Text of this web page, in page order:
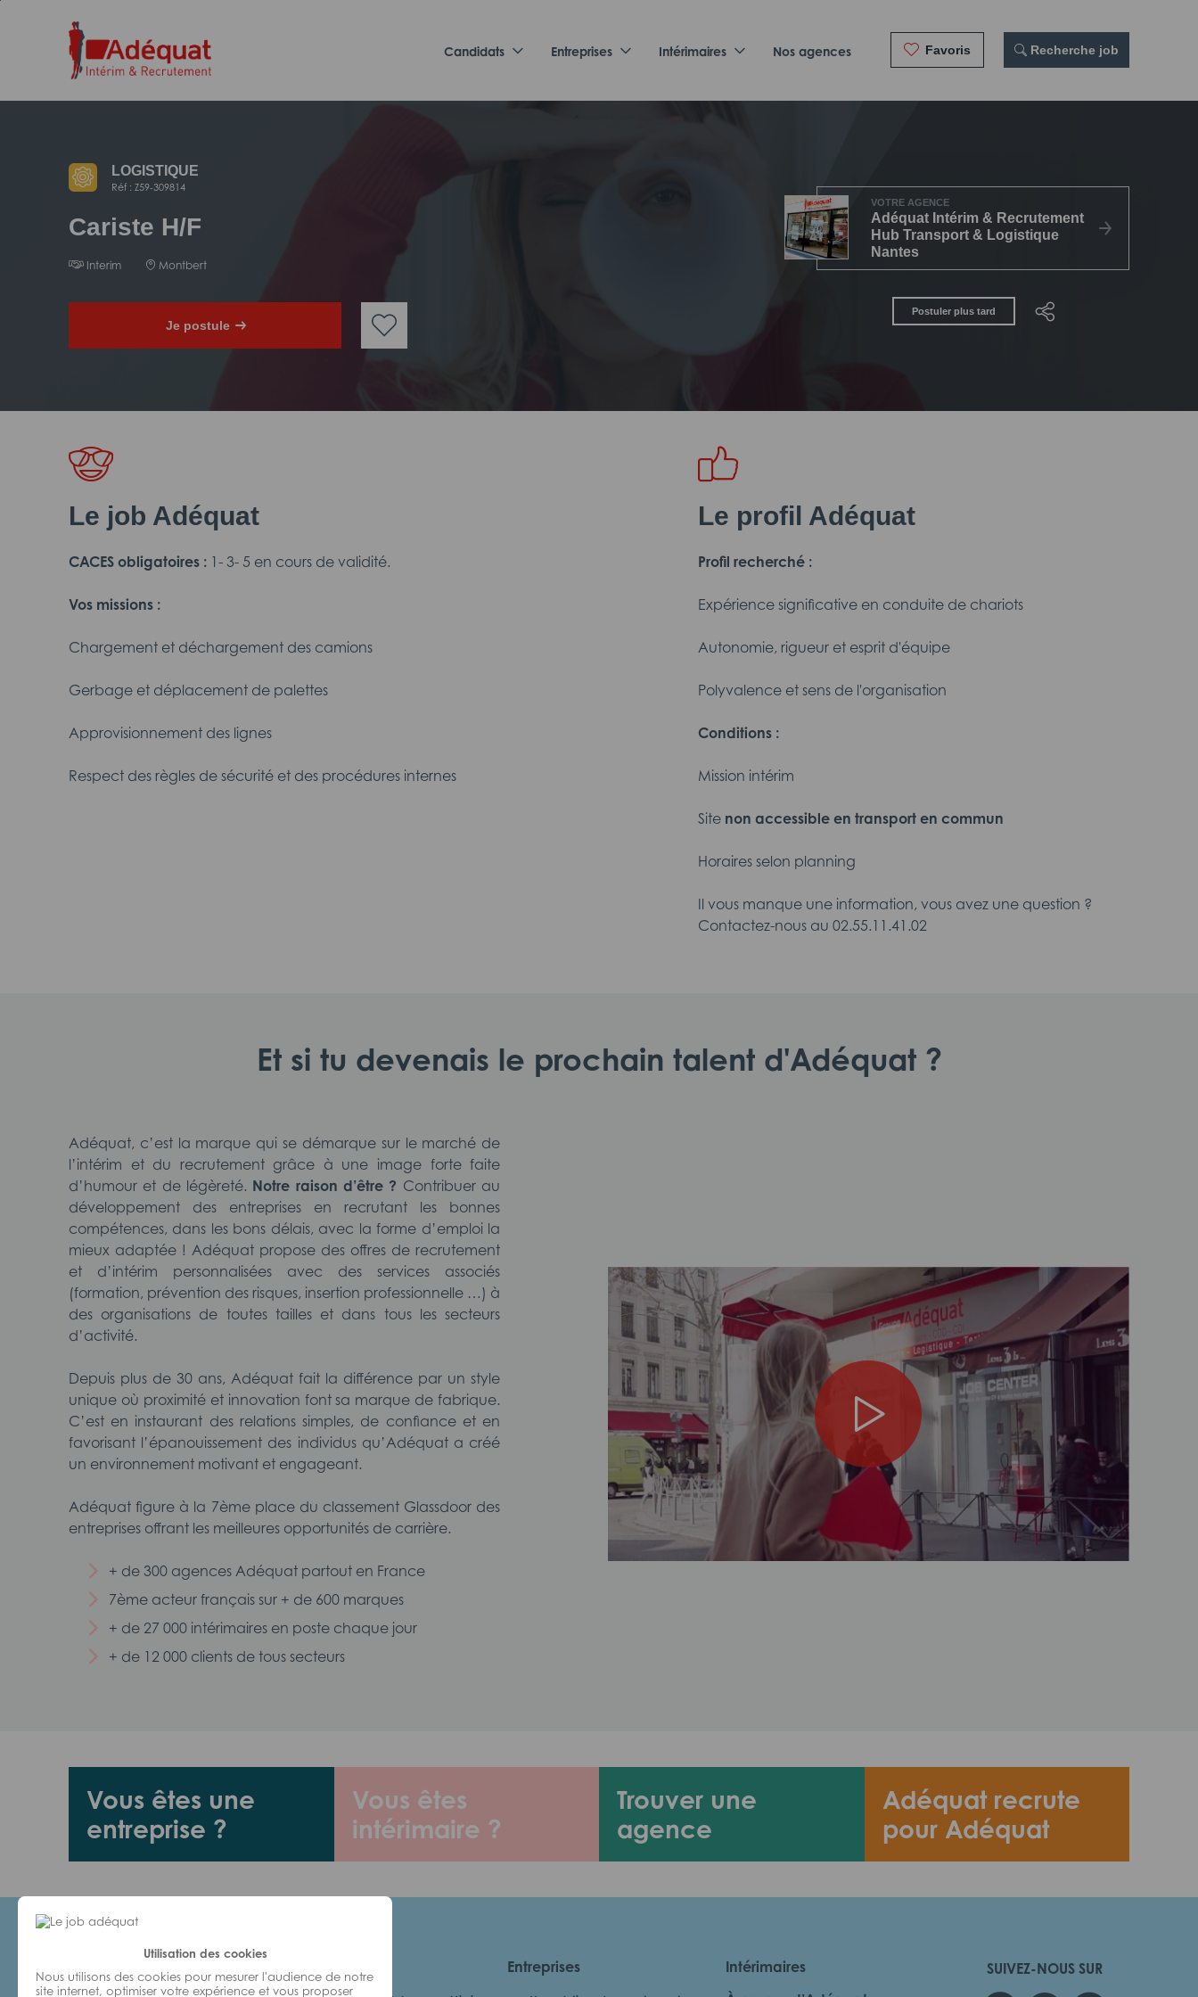
Utilisation des cookies
Nous utilisons des cookies pour mesurer l'audience de notre
site internet, optimiser votre expérience et vous proposer
navigation
Candidats Entreprises Intérimaires Nos agences Favoris Recherche job
LOGISTIQUE
Réf : Z59-309814
Cariste H/F
Interim Montbert
Je postule
VOTRE AGENCE
Adéquat Intérim & Recrutement
Hub Transport & Logistique
Nantes
Postuler plus tard
Le job Adéquat
CACES obligatoires : 1- 3- 5 en cours de validité.
Vos missions :
Chargement et déchargement des camions
Gerbage et déplacement de palettes
Approvisionnement des lignes
Respect des règles de sécurité et des procédures internes
Le profil Adéquat
Profil recherché :
Expérience significative en conduite de chariots
Autonomie, rigueur et esprit d'équipe
Polyvalence et sens de l'organisation
Conditions :
Mission intérim
Site non accessible en transport en commun
Horaires selon planning
Il vous manque une information, vous avez une question ?
Contactez-nous au 02.55.11.41.02
Et si tu devenais le prochain talent d'Adéquat ?
Adéquat, c’est la marque qui se démarque sur le marché de
l’intérim et du recrutement grâce à une image forte faite
d’humour et de légèreté. Notre raison d’être ? Contribuer au
développement des entreprises en recrutant les bonnes
compétences, dans les bons délais, avec la forme d’emploi la
mieux adaptée ! Adéquat propose des offres de recrutement
et d’intérim personnalisées avec des services associés
(formation, prévention des risques, insertion professionnelle …) à
des organisations de toutes tailles et dans tous les secteurs
d’activité.
Depuis plus de 30 ans, Adéquat fait la différence par un style
unique où proximité et innovation font sa marque de fabrique.
C’est en instaurant des relations simples, de confiance et en
favorisant l’épanouissement des individus qu’Adéquat a créé
un environnement motivant et engageant.
Adéquat figure à la 7ème place du classement Glassdoor des
entreprises offrant les meilleures opportunités de carrière.
+ de 300 agences Adéquat partout en France
7ème acteur français sur + de 600 marques
+ de 27 000 intérimaires en poste chaque jour
+ de 12 000 clients de tous secteurs
Vous êtes une
entreprise ?
Vous êtes
intérimaire ?
Trouver une
agence
Adéquat recrute
pour Adéquat
SUIVEZ-NOUS SUR
Entreprises
Intérimaires